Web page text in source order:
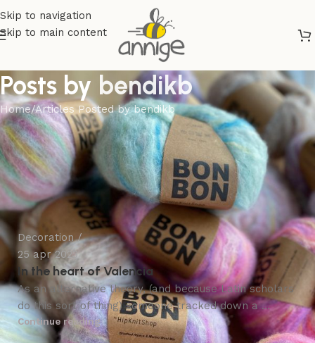
Skip to navigation
Skip to main content
Posts by bendikb
Home Articles Posted by bendikb
bendikb
Decoration
25 apr 2023
In the heart of Valencia
As an alternative theory, (and because Latin scholars
do this sort of thing) someone tracked down a ...
Continue reading
bendikb